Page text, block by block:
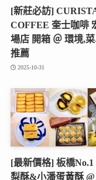
[新莊必訪]
COFFEE 奎士咖啡
場店 開箱 ＠ 環境,
推薦
2025-10-31
[最新價格] 板橋No.1
梨酥&小潘蛋黃酥